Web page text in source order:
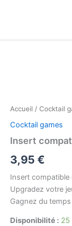
Accueil / Cocktail
Cocktail games
Insert
3,95 €
Insert compatible
Upgradez votre
Gagnez du
Disponibilité : 25